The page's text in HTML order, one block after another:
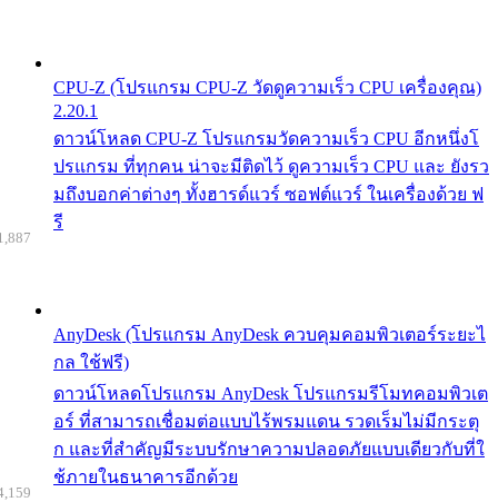
CPU-Z (โปรแกรม CPU-Z วัดดูความเร็ว CPU เครื่องคุณ)
2.20.1
ดาวน์โหลด CPU-Z โปรแกรมวัดความเร็ว CPU อีกหนึ่งโ
ปรแกรม ที่ทุกคน น่าจะมีติดไว้ ดูความเร็ว CPU และ ยังรว
มถึงบอกค่าต่างๆ ทั้งฮารด์แวร์ ซอฟต์แวร์ ในเครื่องด้วย ฟ
รี
AnyDesk (โปรแกรม AnyDesk ควบคุมคอมพิวเตอร์ระยะไ
กล ใช้ฟรี)
ดาวน์โหลดโปรแกรม AnyDesk โปรแกรมรีโมทคอมพิวเต
อร์ ที่สามารถเชื่อมต่อแบบไร้พรมแดน รวดเร็มไม่มีกระตุ
ก และที่สำคัญมีระบบรักษาความปลอดภัยแบบเดียวกับที่ใ
ช้ภายในธนาคารอีกด้วย